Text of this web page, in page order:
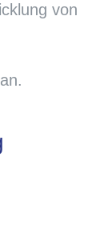
von